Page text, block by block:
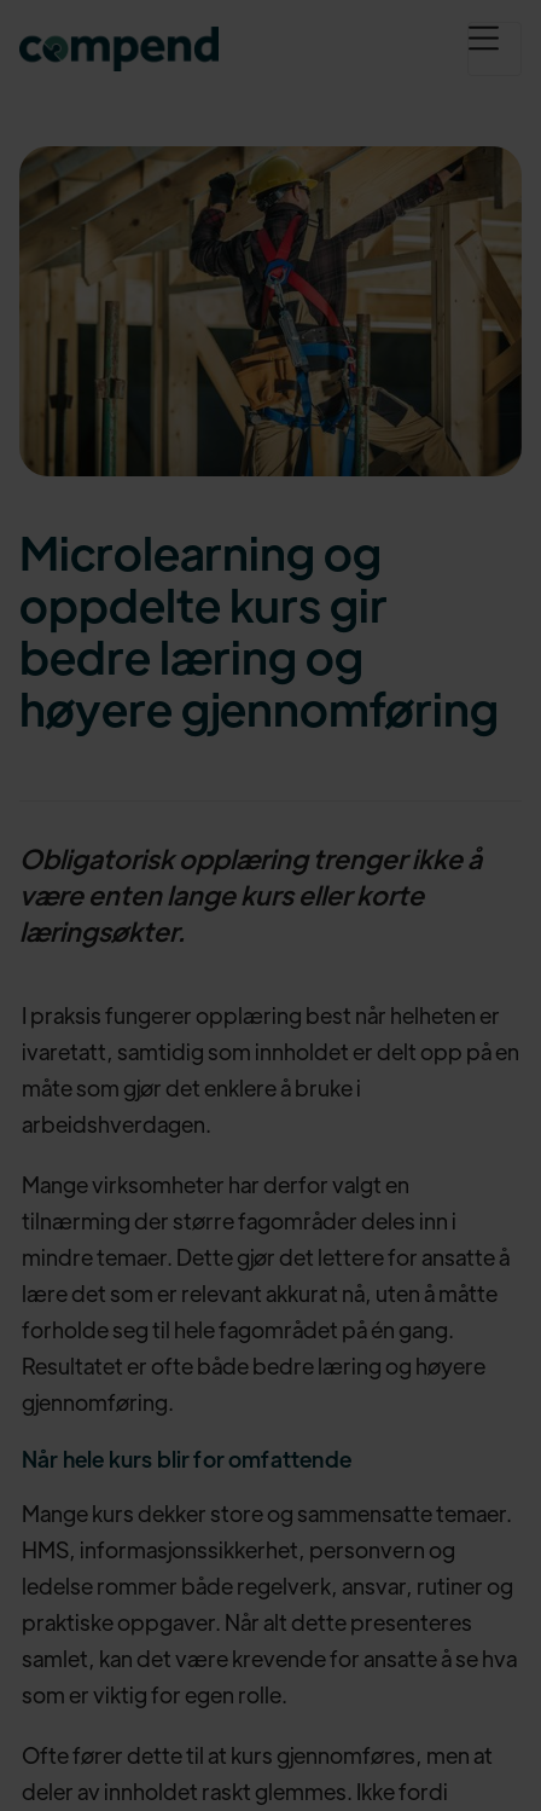
Microlearning og
oppdelte kurs gir
bedre læring og
høyere gjennomføring
Obligatorisk opplæring trenger ikke å
være enten lange kurs eller korte
læringsøkter.
I praksis fungerer opplæring best når helheten er
ivaretatt, samtidig som innholdet er delt opp på en
måte som gjør det enklere å bruke i
arbeidshverdagen.
Mange virksomheter har derfor valgt en
tilnærming der større fagområder deles inn i
mindre temaer. Dette gjør det lettere for ansatte å
lære det som er relevant akkurat nå, uten å måtte
forholde seg til hele fagområdet på én gang.
Resultatet er ofte både bedre læring og høyere
gjennomføring.
Når hele kurs blir for omfattende
Mange kurs dekker store og sammensatte temaer.
HMS, informasjonssikkerhet, personvern og
ledelse rommer både regelverk, ansvar, rutiner og
praktiske oppgaver. Når alt dette presenteres
samlet, kan det være krevende for ansatte å se hva
som er viktig for egen rolle.
Ofte fører dette til at kurs gjennomføres, men at
deler av innholdet raskt glemmes. Ikke fordi